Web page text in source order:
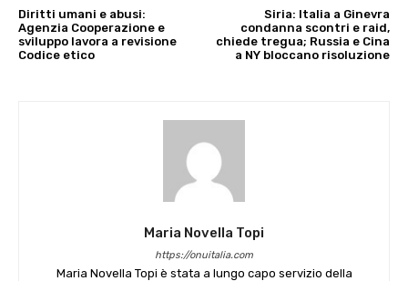
Diritti umani e abusi:
Agenzia Cooperazione e
sviluppo lavora a revisione
Codice etico
Siria: Italia a Ginevra
condanna scontri e raid,
chiede tregua; Russia e Cina
a NY bloccano risoluzione
Maria Novella Topi
https://onuitalia.com
Maria Novella Topi è stata a lungo capo servizio della